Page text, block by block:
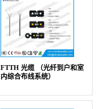
FTTH 光缆 （光纤到户和室
内综合布线系统）